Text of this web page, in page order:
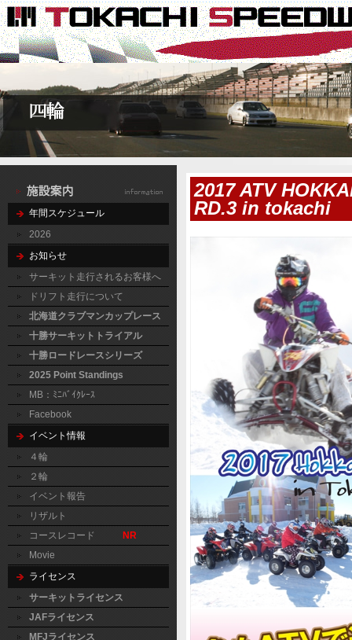
年間スケジュール
2026
お知らせ
サーキット走行されるお客様へ
ドリフト走行について
北海道クラブマンカップレース
十勝サーキットトライアル
十勝ロードレースシリーズ
2025 Point Standings
MB：ﾐﾆﾊﾞｲｸﾚｰｽ
Facebook
イベント情報
４輪
２輪
イベント報告
リザルト
コースレコード
NR
Movie
ライセンス
サーキットライセンス
JAFライセンス
MFJライセンス
2017 ATV
RD.3 in tokachi